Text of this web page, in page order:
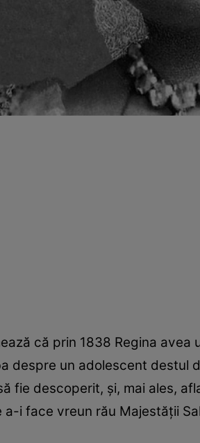
că prin 1838 Regina
despre un adolescent destul
fie descoperit, și, mai ales,
i face vreun rău Majestății